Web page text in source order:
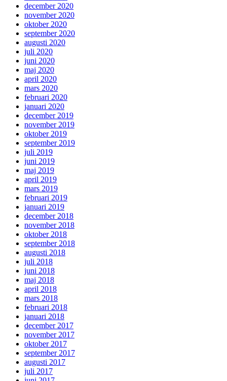
december 2020
november 2020
oktober 2020
september 2020
augusti 2020
juli 2020
juni 2020
maj 2020
april 2020
mars 2020
februari 2020
januari 2020
december 2019
november 2019
oktober 2019
september 2019
juli 2019
juni 2019
maj 2019
april 2019
mars 2019
februari 2019
januari 2019
december 2018
november 2018
oktober 2018
september 2018
augusti 2018
juli 2018
juni 2018
maj 2018
april 2018
mars 2018
februari 2018
januari 2018
december 2017
november 2017
oktober 2017
september 2017
augusti 2017
juli 2017